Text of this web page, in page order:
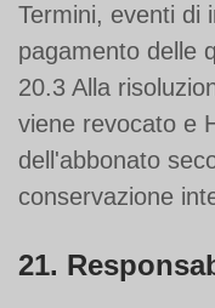
Termini, eventi di
pagamento delle
20.3 Alla
viene revocato e
dell'abbonato
conservazione
21.